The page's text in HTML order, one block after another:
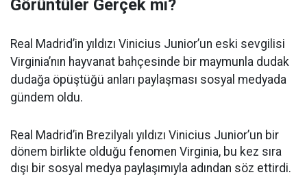
Görüntüler Gerçek mi?
Real Madrid’in yıldızı Vinicius Junior’un eski sevgilisi
Virginia’nın hayvanat bahçesinde bir maymunla dudak
dudağa öpüştüğü anları paylaşması sosyal medyada
gündem oldu.
Real Madrid’in Brezilyalı yıldızı Vinicius Junior’un bir
dönem birlikte olduğu fenomen Virginia, bu kez sıra
dışı bir sosyal medya paylaşımıyla adından söz ettirdi.